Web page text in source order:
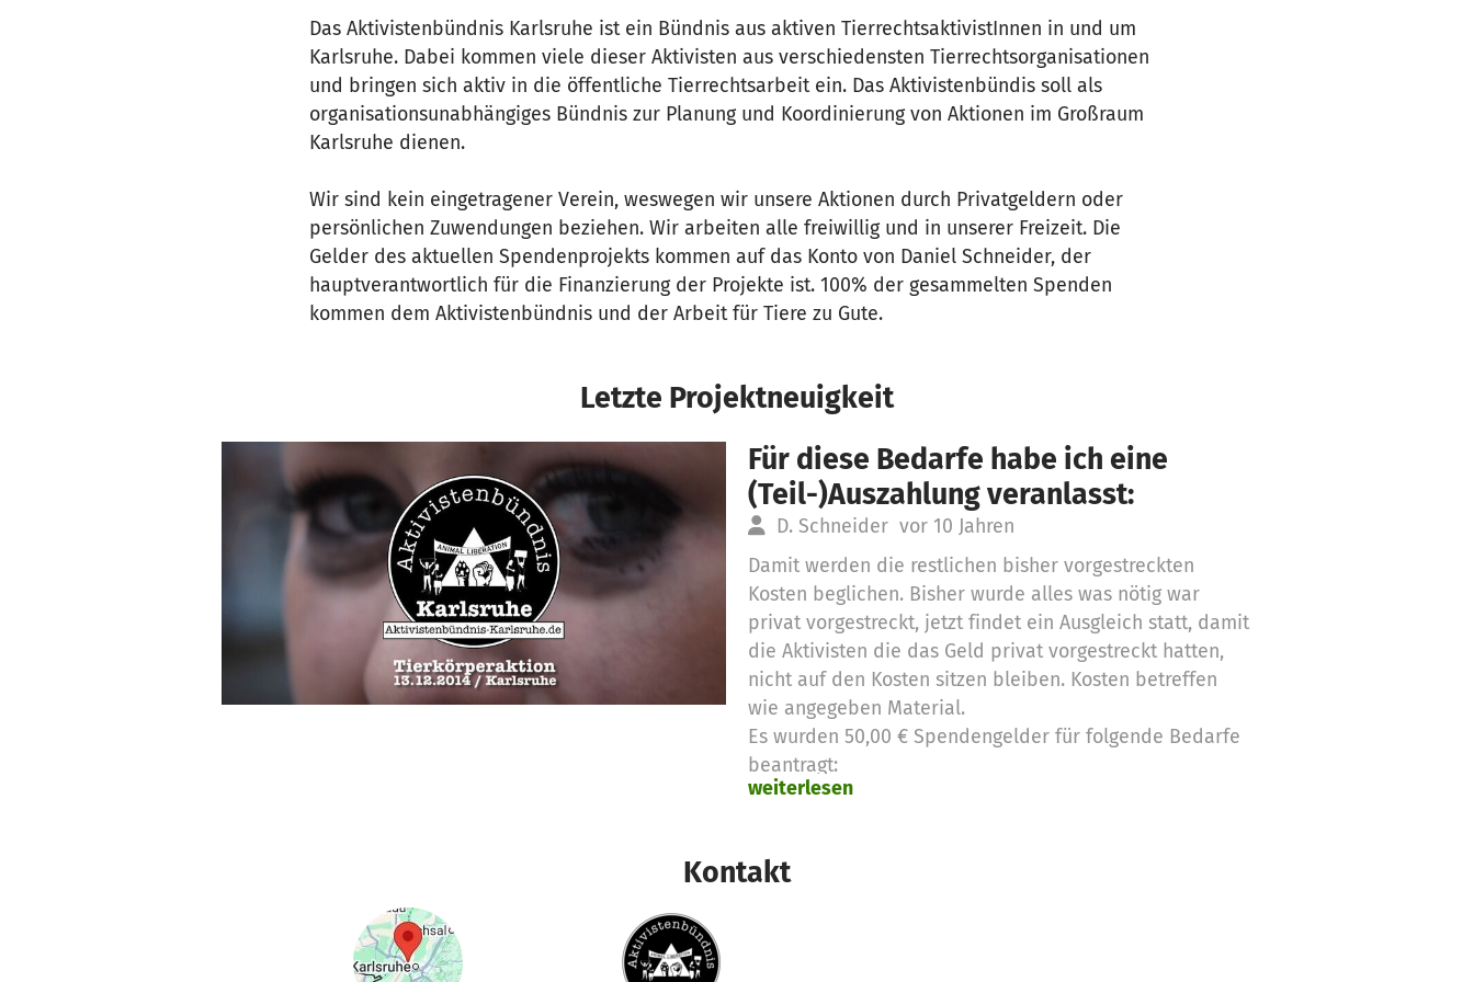
Das Aktivistenbündnis Karlsruhe ist ein Bündnis aus aktiven TierrechtsaktivistInnen in und um
Karlsruhe. Dabei kommen viele dieser Aktivisten aus verschiedensten Tierrechtsorganisationen
und bringen sich aktiv in die öffentliche Tierrechtsarbeit ein. Das Aktivistenbündis soll als
organisationsunabhängiges Bündnis zur Planung und Koordinierung von Aktionen im Großraum
Karlsruhe dienen.
Wir sind kein eingetragener Verein, weswegen wir unsere Aktionen durch Privatgeldern oder
persönlichen Zuwendungen beziehen. Wir arbeiten alle freiwillig und in unserer Freizeit. Die
Gelder des aktuellen Spendenprojekts kommen auf das Konto von Daniel Schneider, der
hauptverantwortlich für die Finanzierung der Projekte ist. 100% der gesammelten Spenden
kommen dem Aktivistenbündnis und der Arbeit für Tiere zu Gute.
Letzte Projektneuigkeit
Für diese Bedarfe habe ich eine
(Teil-)Auszahlung veranlasst:
D. Schneider vor 10 Jahren
Damit werden die restlichen bisher vorgestreckten
Kosten beglichen. Bisher wurde alles was nötig war
privat vorgestreckt, jetzt findet ein Ausgleich statt, damit
die Aktivisten die das Geld privat vorgestreckt hatten,
nicht auf den Kosten sitzen bleiben. Kosten betreffen
wie angegeben Material.
Es wurden 50,00 € Spendengelder für folgende Bedarfe
beantragt:
Kostendeckung 36,00 €Werbung für Video 14,00 €
weiterlesen
Kontakt